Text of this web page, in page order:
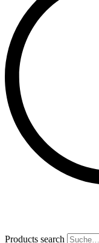
Products search